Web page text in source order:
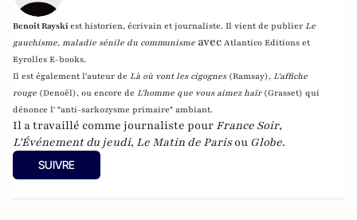
Benoît Rayskiest historien, écrivain et journaliste. Il vient de publier Le
gauchisme, maladie sénile du communisme avec Atlantico Editions et
Eyrolles E-books.
Il est également l'auteur de Là où vont les cigognes (Ramsay), L'affiche
rouge (Denoël), ou encore de L'homme que vous aimez haïr (Grasset) qui
dénonce l' "anti-sarkozysme primaire" ambiant.
Il a travaillé comme journaliste pour France Soir,
L'Événement du jeudi, Le Matin de Parisou Globe.
SUIVRE